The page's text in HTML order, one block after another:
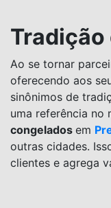
Ao se tornar
oferecendo aos
sinônimos de
uma referência no
congelados em
outras cidades.
clientes e agrega